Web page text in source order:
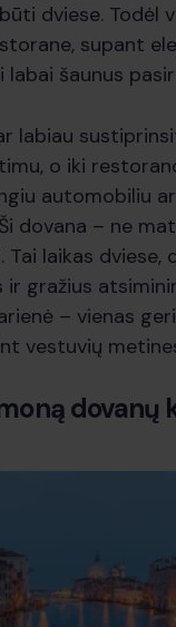
dviese. Todėl
supant
labai šaunus
labiau
o iki
automobiliu
dovana – ne
laikas dviese,
ir gražius
– vienas
vestuvių
dovanų